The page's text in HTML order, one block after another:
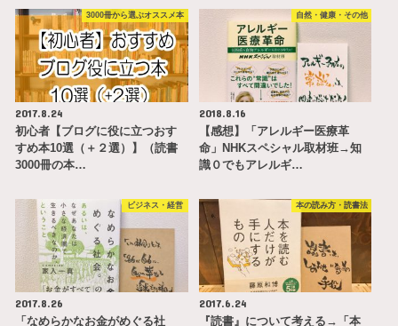
3000冊から選ぶオススメ本
2017.8.24
初心者【ブログに役に立つおす
すめ本10選（＋２選）】（読書
3000冊の本…
自然・健康・その他
2018.8.16
【感想】「アレルギー医療革
命」NHKスペシャル取材班→知
識０でもアレルギ…
ビジネス・経営
2017.8.26
「なめらかなお金がめぐる社
本の読み方・読書法
2017.6.24
『読書』について考える→「本